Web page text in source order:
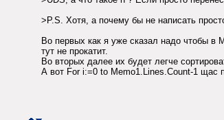
>P.S. Хотя, а почемy бы не написать
Во первых как я уже сказал надо чтобы в
тут не прокатит.
Во вторых далее их будет легче
А вот For i:=0 to Memo1.Lines.Count-1 щас